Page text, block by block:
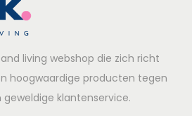
and living webshop die zich richt
hoogwaardige producten tegen
klantenservice.